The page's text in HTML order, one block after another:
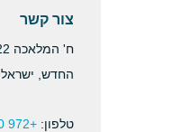
צור קשר
החדש, ישראל
טלפון: +972 3-902-9980